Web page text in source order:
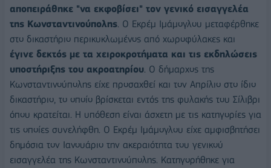
αποπειράθηκε "να εκφοβίσει" τον γενικό εισαγγελέα
της Κωνσταντινούπολης. Ο Εκρέμ Ιμάμογλου μεταφέρθηκε
στο δικαστήριο περικυκλωμένος από χωροφύλακες και
έγινε δεκτός με τα χειροκροτήματα και τις εκδηλώσεις
υποστήριξης του ακροατηρίου. Ο δήμαρχος της
Κωνσταντινούπολης είχε προσαχθεί και τον Απρίλιο στο ίδιο
δικαστήριο, το οποίο βρίσκεται εντός της φυλακής του Σίλιβρι
όπου κρατείται. Η υπόθεση είναι άσχετη με τις κατηγορίες για
τις οποίες συνελήφθη. Ο Εκρέμ Ιμάμογλου είχε αμφισβητήσει
δημόσια τον Ιανουάριο την ακεραιότητα του γενικού
εισαγγελέα της Κωνσταντινούπολης. Κατηγορήθηκε για